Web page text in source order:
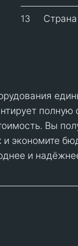
13 Страна
Вы
и экономите
и